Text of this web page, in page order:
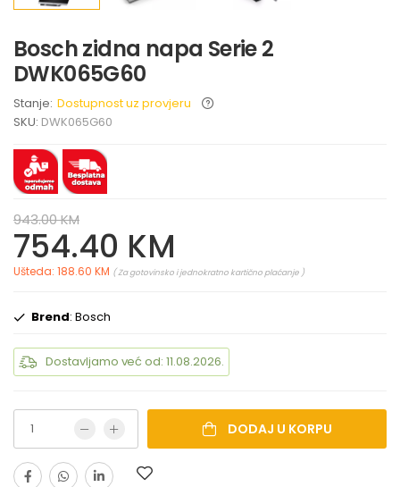
Bosch zidna napa Serie 2
DWK065G60
Stanje: Dostupnost uz provjeru
SKU: DWK065G60
943.00 KM
754.40 KM
Ušteda: 188.60 KM ( Za gotovinsko i jednokratno kartično plaćanje )
Brend: Bosch
Dostavljamo već od: 11.08.2026.
DODAJ U KORPU